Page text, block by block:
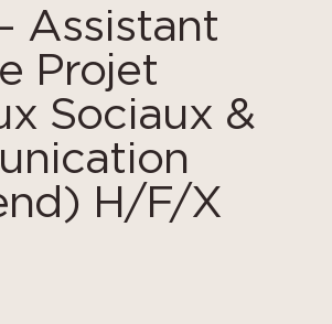
Assistant
Projet
Sociaux &
H/F/X